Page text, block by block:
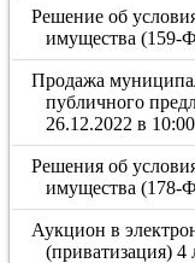
Решение об
имущества (159-
Продажа
публичного
26.12.2022 в
Решения об
имущества (178-
Аукцион в
(приватизация) 4